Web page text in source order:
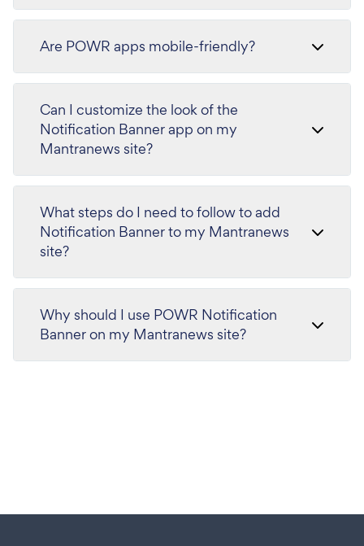
Are POWR apps mobile-friendly?
Can I customize the look of the
Notification Banner app on my
Mantranews site?
What steps do I need to follow to add
Notification Banner to my Mantranews
site?
Why should I use POWR Notification
Banner on my Mantranews site?